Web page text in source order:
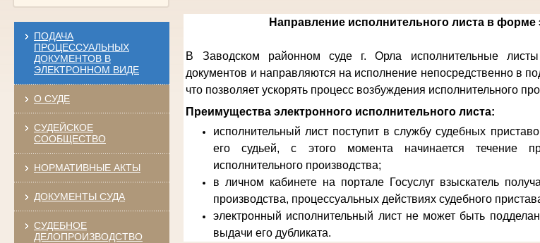
ПОДАЧА
ПРОЦЕССУАЛЬНЫХ
ДОКУМЕНТОВ В
ЭЛЕКТРОННОМ ВИДЕ
О СУДЕ
СУДЕЙСКОЕ
СООБЩЕСТВО
НОРМАТИВНЫЕ АКТЫ
ДОКУМЕНТЫ СУДА
СУДЕБНОЕ
ДЕЛОПРОИЗВОДСТВО
Направление исполнительного листа в форме
В Заводском районном суде г. Орла исполнительные
документов и направляются на исполнение непосредственно в
что позволяет ускорять процесс возбуждения исполнительного
Преимущества электронного исполнительного листа:
исполнительный лист поступит в службу судебных
его судьей, с этого момента начинается течение
исполнительного производства;
в личном кабинете на портале Госуслуг взыскатель
производства, процессуальных действиях судебного
электронный исполнительный лист не может быть
выдачи его дубликата.